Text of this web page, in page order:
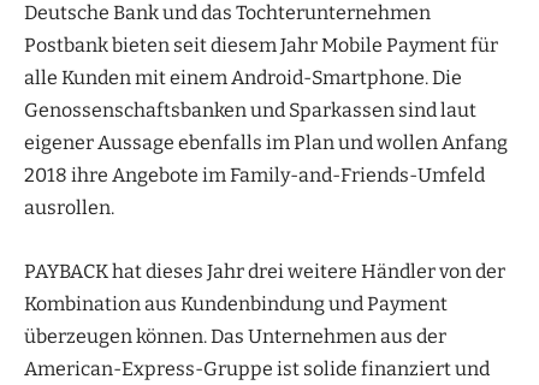
Deutsche Bank und das Tochterunternehmen
Postbank bieten seit diesem Jahr Mobile Payment für
alle Kunden mit einem Android-Smartphone. Die
Genossenschaftsbanken und Sparkassen sind laut
eigener Aussage ebenfalls im Plan und wollen Anfang
2018 ihre Angebote im Family-and-Friends-Umfeld
ausrollen.
PAYBACK hat dieses Jahr drei weitere Händler von der
Kombination aus Kundenbindung und Payment
überzeugen können. Das Unternehmen aus der
American-Express-Gruppe ist solide finanziert und